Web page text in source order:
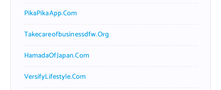
PikaPikaApp.com
Takecareofbusinessdfw.org
HamadaOfJapan.com
VersifyLifestyle.com